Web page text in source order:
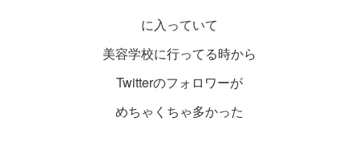
に入っていて
美容学校に行ってる時から
Twitterのフォロワーが
めちゃくちゃ多かった